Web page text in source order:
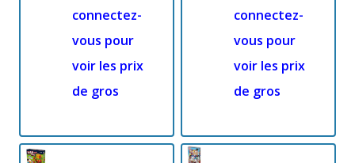
connectez-
vous pour
voir les prix
de gros
connectez-
vous pour
voir les prix
de gros